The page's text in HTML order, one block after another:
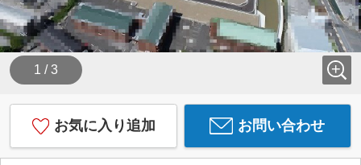
1 / 3
お気に入り追加 お問い合わせ